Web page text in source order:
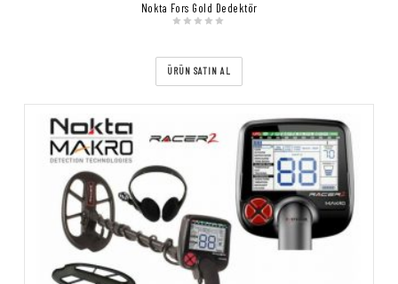
Nokta Fors Gold Dedektör
ÜRÜN SATIN AL